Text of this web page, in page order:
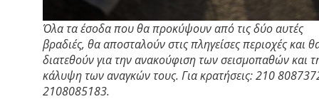
Όλα τα έσοδα που θα προκύψουν από τις δύο αυτές
βραδιές, θα αποσταλούν στις πληγείσες περιοχές και
διατεθούν για την ανακούφιση των σεισμοπαθών και
κάλυψη των αναγκών τους. Για κρατήσεις: 210
2108085183.